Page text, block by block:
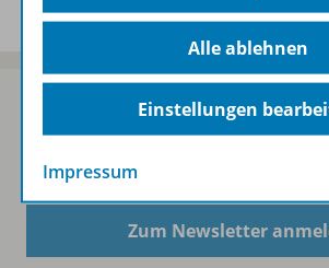
Zum Newsletter
Alle ablehnen
Einstellungen
Impressum